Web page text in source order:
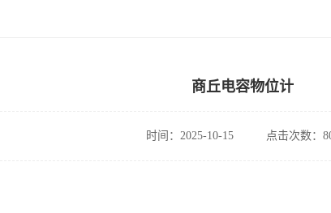
商丘电容物位计
时间：2025-10-15 点击次数：